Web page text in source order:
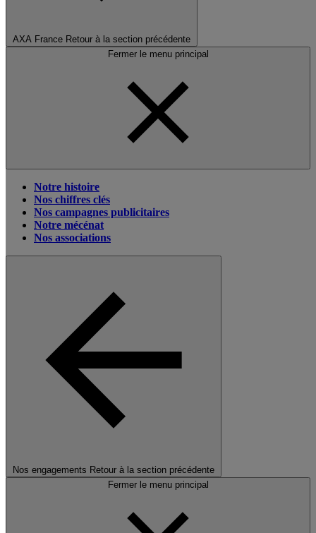
AXA France Retour à la section précédente
Fermer le menu principal
Notre histoire
Nos chiffres clés
Nos campagnes publicitaires
Notre mécénat
Nos associations
Nos engagements Retour à la section précédente
Fermer le menu principal